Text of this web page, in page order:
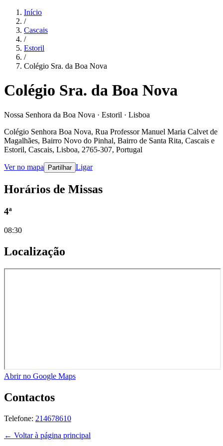
Início
/
Cascais
/
Estoril
/
Colégio Sra. da Boa Nova
Colégio Sra. da Boa Nova
Nossa Senhora da Boa Nova · Estoril · Lisboa
Colégio Senhora Boa Nova, Rua Professor Manuel Maria Calvet de
Magalhães, Bairro Novo do Pinhal, Bairro de Santa Rita, Cascais e
Estoril, Cascais, Lisboa, 2765-307, Portugal
Ver no mapa Partilhar Ligar
Horários de Missas
4ª
08:30
Localização
Abrir no Google Maps
Contactos
Telefone: 214678610
← Voltar à página principal